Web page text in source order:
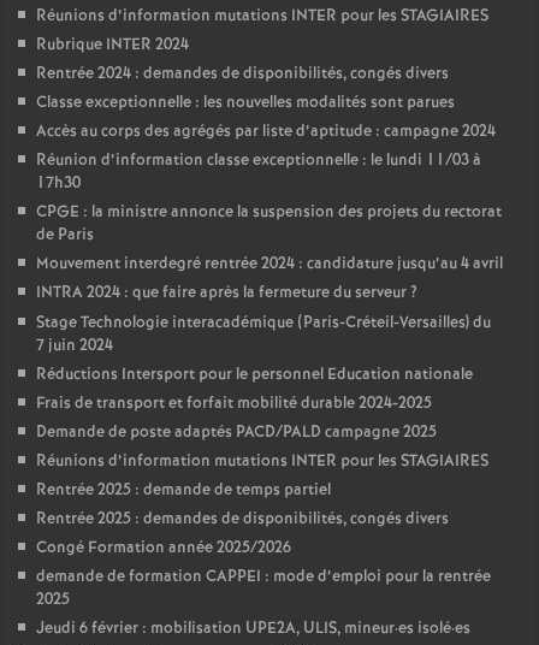
Réunions d’information mutations INTER pour les STAGIAIRES
Rubrique INTER 2024
Rentrée 2024 : demandes de disponibilités, congés divers
Classe exceptionnelle : les nouvelles modalités sont parues
Accès au corps des agrégés par liste d’aptitude : campagne 2024
Réunion d’information classe exceptionnelle : le lundi 11/03 à
17h30
CPGE : la ministre annonce la suspension des projets du rectorat
de Paris
Mouvement interdegré rentrée 2024 : candidature jusqu’au 4 avril
INTRA 2024 : que faire après la fermeture du serveur?
Stage Technologie interacadémique (Paris-Créteil-Versailles) du
7 juin 2024
Réductions Intersport pour le personnel Education nationale
Frais de transport et forfait mobilité durable 2024-2025
Demande de poste adaptés PACD/PALD campagne 2025
Réunions d’information mutations INTER pour les STAGIAIRES
Rentrée 2025 : demande de temps partiel
Rentrée 2025 : demandes de disponibilités, congés divers
Congé Formation année 2025/2026
demande de formation CAPPEI : mode d’emploi pour la rentrée
2025
Jeudi 6 février : mobilisation UPE2A, ULIS, mineur·es isolé·es